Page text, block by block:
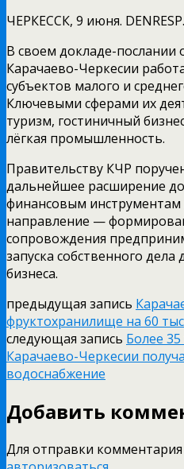
ЧЕРКЕССК, 9 июня.
В своем докладе-послании
Карачаево-Черкесии
субъектов малого и
Ключевыми сферами их
туризм, гостиничный
лёгкая промышленность.
Правительству КЧР
дальнейшее расширение
финансовым
направление —
сопровождения
запуска собственного
бизнеса.
предыдущая запись
фруктохранилище на 60
следующая запись Более
Карачаево-Черкесии
водоснабжение
Добавить
Для отправки